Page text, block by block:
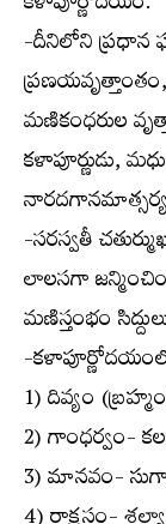
-దీనిలోని ప్రధాన
మణికంధరుల
కళాపూర్ణుడు,
-సరస్వతీ
లాలసగా
మణిస్తంభం
-
1) దివ్యం
2) గాంధర్వం-
3) మానవం-